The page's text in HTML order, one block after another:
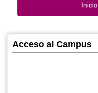
Inicio
Acceso al Campus